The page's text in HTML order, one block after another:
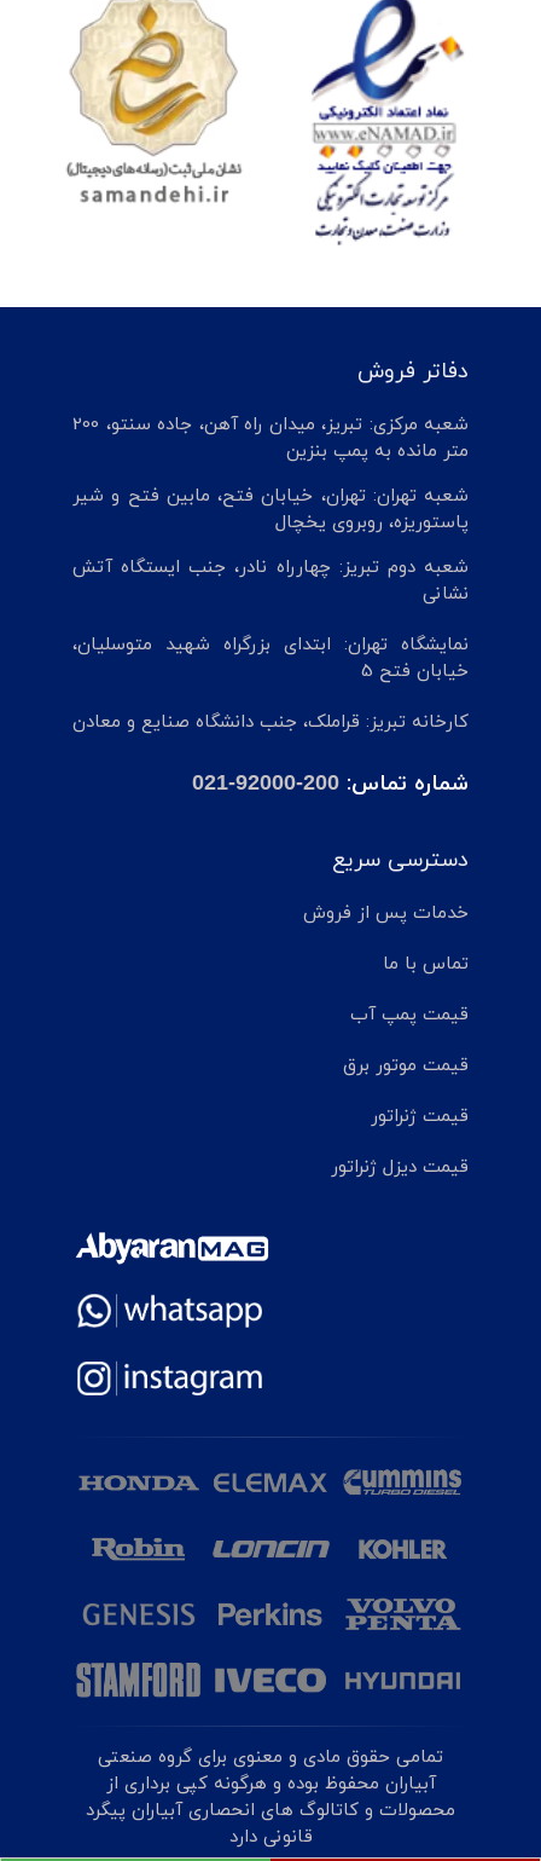
دفاتر فروش
شعبه مرکزی: تبریز، میدان راه آهن، جاده سنتو، 200
متر مانده به پمپ بنزین
شعبه تهران: تهران، خیابان فتح، مابین فتح و شیر
پاستوریزه، روبروی یخچال
شعبه دوم تبریز: چهارراه نادر، جنب ایستگاه آتش
نشانی
نمایشگاه تهران: ابتدای بزرگراه شهید متوسلیان،
خیابان فتح 5
کارخانه تبریز: قراملک، جنب دانشگاه صنایع و معادن
شماره تماس: 021-92000-200
دسترسی سریع
خدمات پس از فروش
تماس با ما
قیمت پمپ آب
قیمت موتور برق
قیمت ژنراتور
قیمت دیزل ژنراتور
تمامی حقوق مادی و معنوی برای گروه صنعتی
آبیاران محفوظ بوده و هرگونه کپی برداری از
محصولات و کاتالوگ های انحصاری آبیاران پیگرد
قانونی دارد